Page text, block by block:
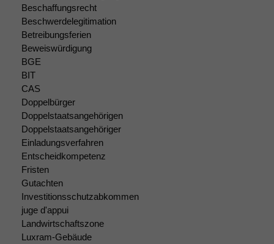
Beschaffungsrecht
Beschwerdelegitimation
Betreibungsferien
Beweiswürdigung
BGE
BIT
CAS
Doppelbürger
Doppelstaatsangehörigen
Doppelstaatsangehöriger
Einladungsverfahren
Entscheidkompetenz
Fristen
Gutachten
Investitionsschutzabkommen
juge d'appui
Landwirtschaftszone
Luxram-Gebäude